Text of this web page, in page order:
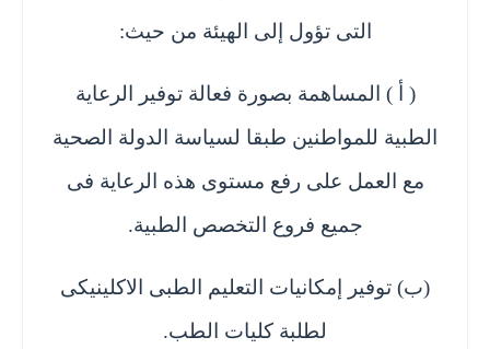
التى تؤول إلى الهيئة من حيث:
( أ ) المساهمة بصورة فعالة توفير الرعاية
الطبية للمواطنين طبقا لسياسة الدولة الصحية
مع العمل على رفع مستوى هذه الرعاية فى
جميع فروع التخصص الطبية.
(ب) توفير إمكانيات التعليم الطبى الاكلينيكى
لطلبة كليات الطب.